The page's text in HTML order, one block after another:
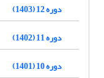
دوره 12 (1403)
دوره 11 (1402)
دوره 10 (1401)